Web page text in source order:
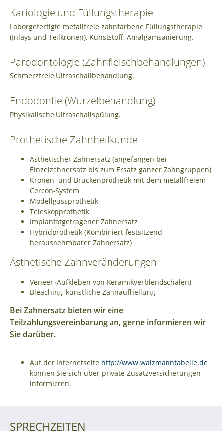
Kariologie und Füllungstherapie
Laborgefertigte metallfreie zahnfarbene Füllungstherapie
(Inlays und Teilkronen), Kunststoff, Amalgamsanierung.
Parodontologie (Zahnfleischbehandlungen)
Schmerzfreie Ultraschallbehandlung.
Endodontie (Wurzelbehandlung)
Physikalische Ultraschallspülung.
Prothetische Zahnheilkunde
Ästhetischer Zahnersatz (angefangen bei
Einzelzahnersatz bis zum Ersatz ganzer Zahngruppen)
Kronen- und Brückenprothetik mit dem metallfreiem
Cercon-System
Modellgussprothetik
Teleskopprothetik
Implantatgetragener Zahnersatz
Hybridprothetik (Kombiniert festsitzend-
herausnehmbarer Zahnersatz)
Ästhetische Zahnveränderungen
Veneer (Aufkleben von Keramikverblendschalen)
Bleaching, künstliche Zahnaufhellung
Bei Zahnersatz bieten wir eine
Teilzahlungsvereinbarung an, gerne informieren wir
Sie darüber.
Auf der Internetseite http://www.waizmanntabelle.de
können Sie sich über private Zusatzversicherungen
informieren.
SPRECHZEITEN